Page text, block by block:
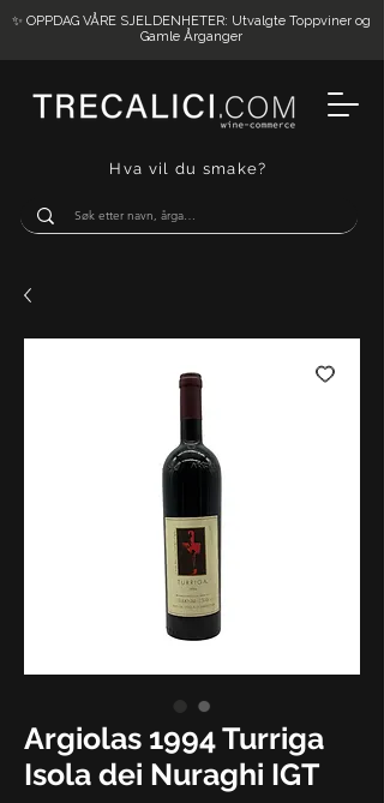
Hva vil du smake?
✨ OPPDAG VÅRE SJELDENHETER: Utvalgte Toppviner og
Gamle Årganger
Argiolas 1994 Turriga
Isola dei Nuraghi IGT